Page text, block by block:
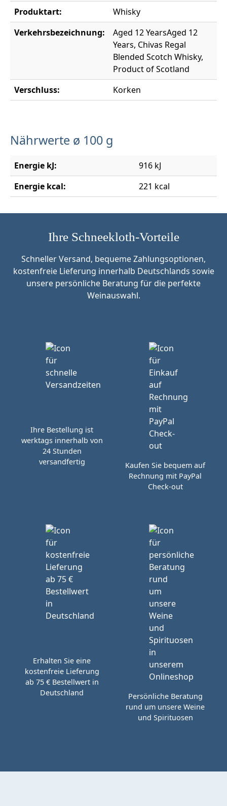
Produktart:
Whisky
Verkehrsbezeichnung:
Aged 12 YearsAged 12
Years, Chivas Regal
Blended Scotch Whisky,
Product of Scotland
Verschluss:
Korken
Nährwerte ø 100 g
Energie kJ:
916 kJ
Energie kcal:
221 kcal
Ihre Schneekloth-Vorteile
Schneller Versand, bequeme Zahlungsoptionen,
kostenfreie Lieferung innerhalb Deutschlands sowie
unsere persönliche Beratung für die perfekte
Weinauswahl.
Ihre Bestellung ist
werktags innerhalb von
24 Stunden
versandfertig
Kaufen Sie bequem auf
Rechnung mit PayPal
Check-out
Erhalten Sie eine
kostenfreie Lieferung
ab 75 € Bestellwert in
Deutschland
Persönliche Beratung
rund um unsere Weine
und Spirituosen